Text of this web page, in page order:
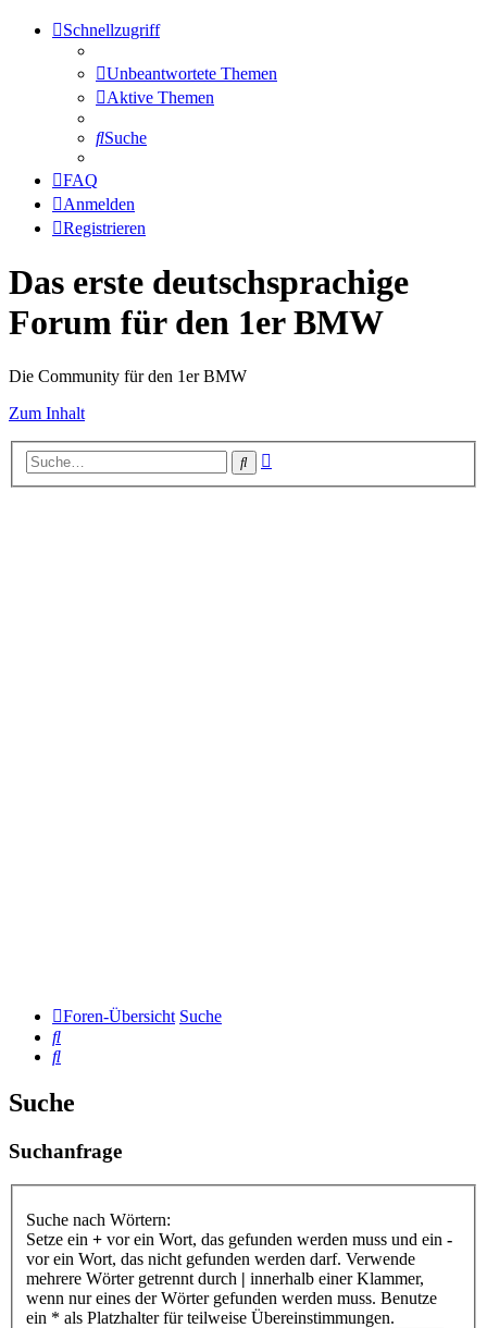
Schnellzugriff
Unbeantwortete Themen
Aktive Themen
Suche
FAQ
Anmelden
Registrieren
Das erste deutschsprachige
Forum für den 1er BMW
Die Community für den 1er BMW
Zum Inhalt
Suche
Foren-Übersicht Suche
Suche
Suche
Suche
Suchanfrage
Suche nach Wörtern:
Setze ein + vor ein Wort, das gefunden werden muss und ein -
vor ein Wort, das nicht gefunden werden darf. Verwende
mehrere Wörter getrennt durch | innerhalb einer Klammer,
wenn nur eines der Wörter gefunden werden muss. Benutze
ein * als Platzhalter für teilweise Übereinstimmungen.